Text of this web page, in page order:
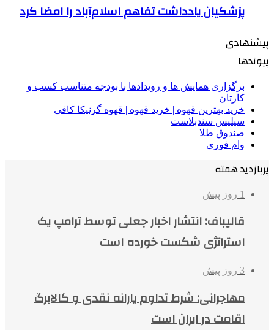
پزشکیان یادداشت تفاهم اسلام‌آباد را امضا کرد
پیشنهادی
پیوندها
برگزاری همایش ها و رویدادها با بودجه متناسب کسب و
کارتان
خرید بهترین قهوه | خرید قهوه | قهوه گرنیکا کافی
سیلیس سندبلاست
صندوق طلا
وام فوری
پربازدید هفته
1 روز پیش
قالیباف: انتشار اخبار جعلی توسط ترامپ یک
استراتژی شکست خورده است
3 روز پیش
مهاجرانی: شرط تداوم یارانه نقدی و کالابرگ
اقامت در ایران است